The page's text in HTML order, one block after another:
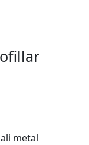
metal